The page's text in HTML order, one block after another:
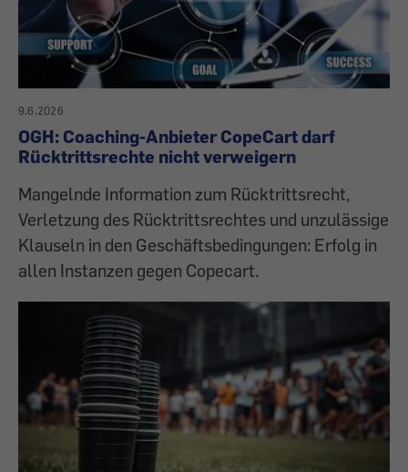
9.6.2026
OGH: Coaching-Anbieter CopeCart darf
Rücktrittsrechte nicht verweigern
Mangelnde Information zum Rücktrittsrecht,
Verletzung des Rücktrittsrechtes und unzulässige
Klauseln in den Geschäftsbedingungen: Erfolg in
allen Instanzen gegen Copecart.